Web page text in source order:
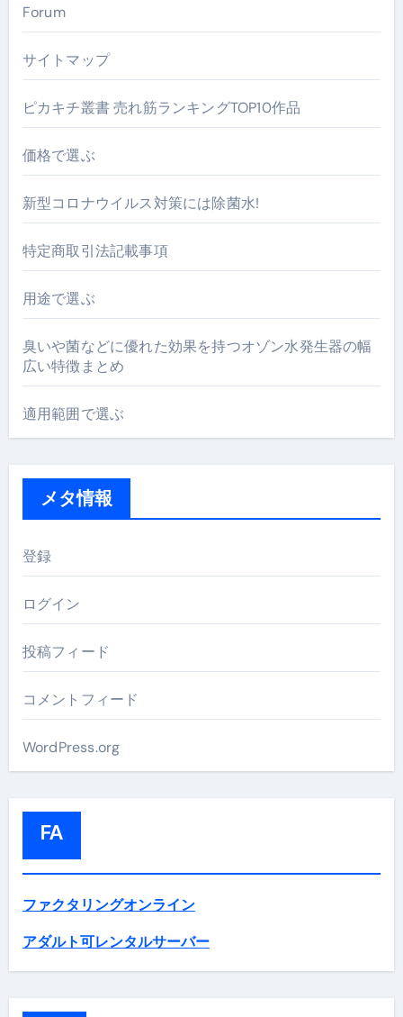
Forum
サイトマップ
ピカキチ叢書 売れ筋ランキングTOP10作品
価格で選ぶ
新型コロナウイルス対策には除菌水!
特定商取引法記載事項
用途で選ぶ
臭いや菌などに優れた効果を持つオゾン水発生器の幅
広い特徴まとめ
適用範囲で選ぶ
メタ情報
登録
ログイン
投稿フィード
コメントフィード
WordPress.org
FA
ファクタリングオンライン
アダルト可レンタルサーバー